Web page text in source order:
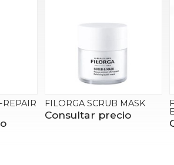
FILORGA TIME FILLER
EYES 5XP
Consultar precio